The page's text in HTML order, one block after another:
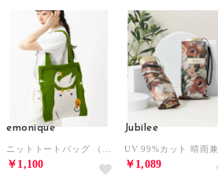
emonique
￥1,100
Jubilee
￥1,089